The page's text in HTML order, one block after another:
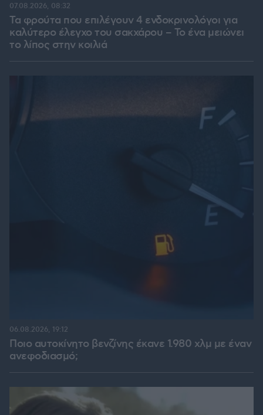
Τα φρούτα που επιλέγουν 4 ενδοκρινολόγοι για
καλύτερο έλεγχο του σακχάρου – Το ένα μειώνει
το λίπος στην κοιλιά
07.08.2026, 08:32
Ποιο αυτοκίνητο βενζίνης έκανε 1.980 χλμ με έναν
ανεφοδιασμό;
06.08.2026, 19:12